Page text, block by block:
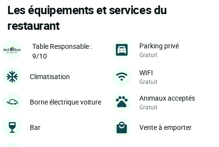
Les équipements et services du
restaurant
Table Responsable :
9/10
Parking privé
Gratuit
Climatisation WIFI
Gratuit
Borne électrique voiture Animaux acceptés
Gratuit
Bar Vente à emporter